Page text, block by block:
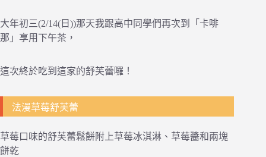
大年初三(2/14(日))那天我跟高中同學們再次到「卡啡
那」享用下午茶，
這次終於吃到這家的舒芙蕾囉！
法漫草莓舒芙蕾
草莓口味的舒芙蕾鬆餅附上草莓冰淇淋、草莓醬和兩塊
餅乾